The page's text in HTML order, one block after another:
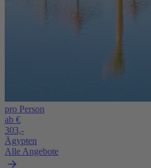
pro Person
ab €
303,-
Ägypten
Alle Angebote